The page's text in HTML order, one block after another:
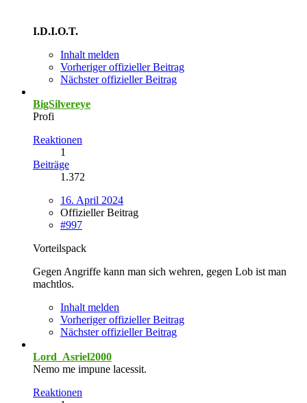
I.D.I.O.T.
Inhalt melden
Vorheriger offizieller Beitrag
Nächster offizieller Beitrag
BigSilvereye
Profi
Reaktionen
1
Beiträge
1.372
16. April 2024
Offizieller Beitrag
#997
Vorteilspack
Gegen Angriffe kann man sich wehren, gegen Lob ist man
machtlos.
Inhalt melden
Vorheriger offizieller Beitrag
Nächster offizieller Beitrag
Lord_Asriel2000
Nemo me impune lacessit.
Reaktionen